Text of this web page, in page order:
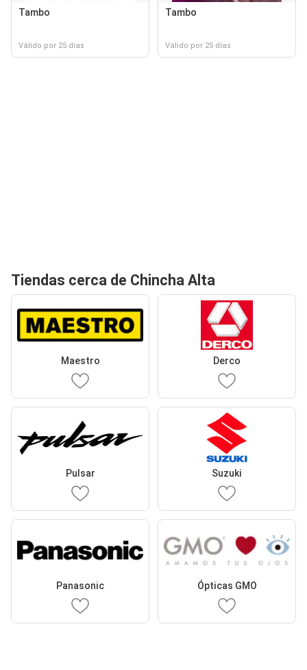
Tambo
Válido por 25 días
Tambo
Válido por 25 días
Tiendas cerca de Chincha Alta
Maestro Derco
Pulsar Suzuki
Panasonic Ópticas GMO